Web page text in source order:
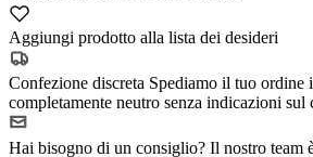
Aggiungi prodotto alla lista dei desideri
Confezione discreta Spediamo il tuo ordine
completamente neutro senza indicazioni sul
Hai bisogno di un consiglio? Il nostro team